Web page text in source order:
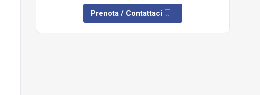
Prenota / Contattaci